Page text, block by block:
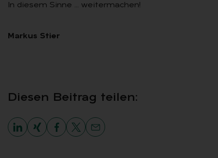
In diesem Sinne … weitermachen!
Markus Stier
Die­sen Bei­trag tei­len: